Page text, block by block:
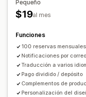
Límites de capacidad
Páginas de reserva
Notificaciones
CSS personalizado
Pequeño
$19al mes
Funciones
100 reservas mensuales
Notificaciones por
Traducción a varios
Pago dividido / depósito
Complementos de
Personalización del